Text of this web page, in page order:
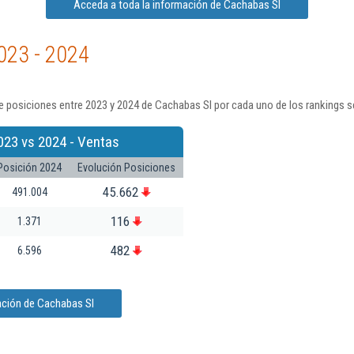
Acceda a toda la información de Cachabas Sl
- 2024
entre 2023 y 2024 de Cachabas Sl por cada uno de los rankings
vs 2024 - Ventas
2024
Evolución Posiciones
491.004
45.662
1.371 116
6.596 482
de Cachabas Sl